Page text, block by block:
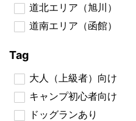
道北エリア（旭川）
道南エリア（函館）
Tag
大人（上級者）向け
キャンプ初心者向け
ドッグランあり